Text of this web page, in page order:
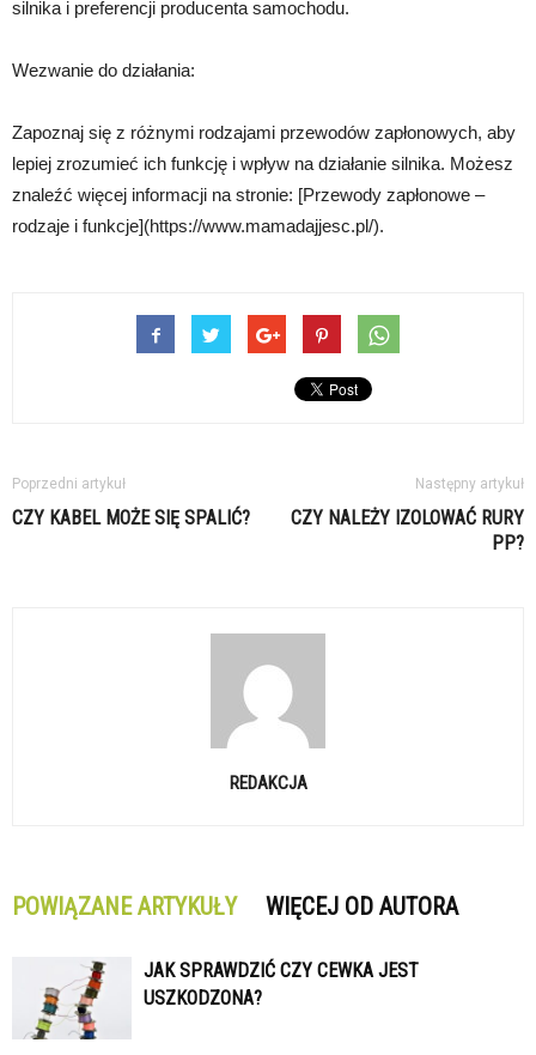
silnika i preferencji producenta samochodu.
Wezwanie do działania:
Zapoznaj się z różnymi rodzajami przewodów zapłonowych, aby
lepiej zrozumieć ich funkcję i wpływ na działanie silnika. Możesz
znaleźć więcej informacji na stronie: [Przewody zapłonowe –
rodzaje i funkcje](https://www.mamadajjesc.pl/).
Poprzedni artykuł
CZY KABEL MOŻE SIĘ SPALIĆ?
Następny artykuł
CZY NALEŻY IZOLOWAĆ RURY
PP?
REDAKCJA
POWIĄZANE ARTYKUŁY WIĘCEJ OD AUTORA
JAK SPRAWDZIĆ CZY CEWKA JEST
USZKODZONA?